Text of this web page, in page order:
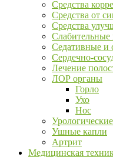
Средства
Средства от
Средства
Слабительные
Седативные
Сердечно-
Лечение
ЛОР органы
Горло
Ухо
Нос
Урологические
Ушные капли
Артрит
Медицинская